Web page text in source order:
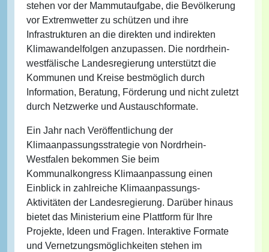
stehen vor der Mammutaufgabe, die Bevölkerung
vor Extremwetter zu schützen und ihre
Infrastrukturen an die direkten und indirekten
Klimawandelfolgen anzupassen. Die nordrhein-
westfälische Landesregierung unterstützt die
Kommunen und Kreise bestmöglich durch
Information, Beratung, Förderung und nicht zuletzt
durch Netzwerke und Austauschformate.
Ein Jahr nach Veröffentlichung der
Klimaanpassungsstrategie von Nordrhein-
Westfalen bekommen Sie beim
Kommunalkongress Klimaanpassung einen
Einblick in zahlreiche Klimaanpassungs-
Aktivitäten der Landesregierung. Darüber hinaus
bietet das Ministerium eine Plattform für Ihre
Projekte, Ideen und Fragen. Interaktive Formate
und Vernetzungsmöglichkeiten stehen im